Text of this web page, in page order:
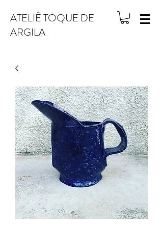
ATELIÊ TOQUE DE
ARGILA